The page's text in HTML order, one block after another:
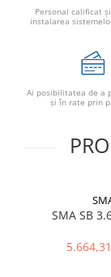
Personal calificat
instalarea
Ai posibilitatea de a
şi în rate prin
SMA SB